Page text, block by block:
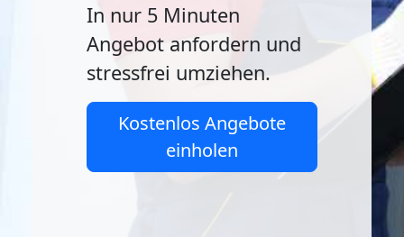
In nur 5 Minuten
Angebot anfordern und
stressfrei umziehen.
Kostenlos Angebote
einholen